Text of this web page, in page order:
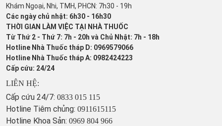
Khám Ngoại, Nhi, TMH, PHCN: 7h30 - 19h
Các ngày chủ nhật: 6h30 - 16h30
THỜI GIAN LÀM VIỆC TẠI NHÀ THUỐC
Từ Thứ 2 - Thứ 7: 7h - 20h và Chủ Nhật: 7h - 18h
Hotline Nhà Thuốc tháp D: 0969579066
Hotline Nhà Thuốc tháp A: 0982424223
Cấp cứu: 24/24
LIÊN HỆ:
Cấp cứu 24/7: 0833 015 115
Hotline Tiêm chủng: 0911615115
Hotline Khoa Sản: 0969 804 966